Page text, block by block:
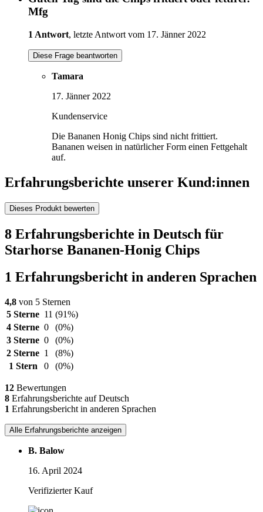
Mfg
1 Antwort, letzte Antwort vom 17. Jänner 2022
Diese Frage beantworten
Tamara
17. Jänner 2022
Kundenservice
Die Bananen Honig Chips sind nicht frittiert.
Bananen weisen in natürlicher Form einen Fettgehalt
auf.
Erfahrungsberichte unserer Kund:innen
Dieses Produkt bewerten
8 Erfahrungsberichte in Deutsch für
Starhorse Bananen-Honig Chips
1 Erfahrungsbericht in anderen Sprachen
4,8 von 5 Sternen
5 Sterne 11 (91%)
4 Sterne 0
(0%)
3 Sterne 0
(0%)
2 Sterne 1
(8%)
1 Stern
0 (0%)
12 Bewertungen
8 Erfahrungsberichte auf Deutsch
1 Erfahrungsbericht in anderen Sprachen
Alle Erfahrungsberichte anzeigen
B. Balow
16. April 2024
Verifizierter Kauf